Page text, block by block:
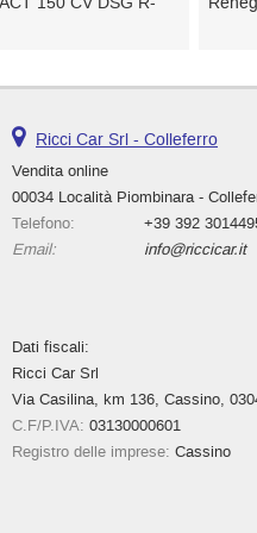
Ricci Car Srl - Colleferro
Vendita online
00034 Località Piombinara -
Telefono:
+39 392
Email:
info@riccicar.it
Dati fiscali:
Ricci Car Srl
Via Casilina, km 136, Cassino,
C.F/P.IVA: 03130000601
Registro delle imprese: Cassino